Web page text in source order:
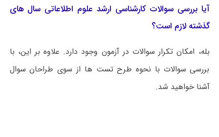
آیا بررسی سوالات کارشناسی ارشد علوم اطلاعاتی سال های
گذشته لازم است؟
بله، امکان تکرار سوالات در آزمون وجود دارد. علاوه بر این، با
بررسی سوالات با نحوه طرح تست ها از سوی طراحان سوال
آشنا خواهید شد.